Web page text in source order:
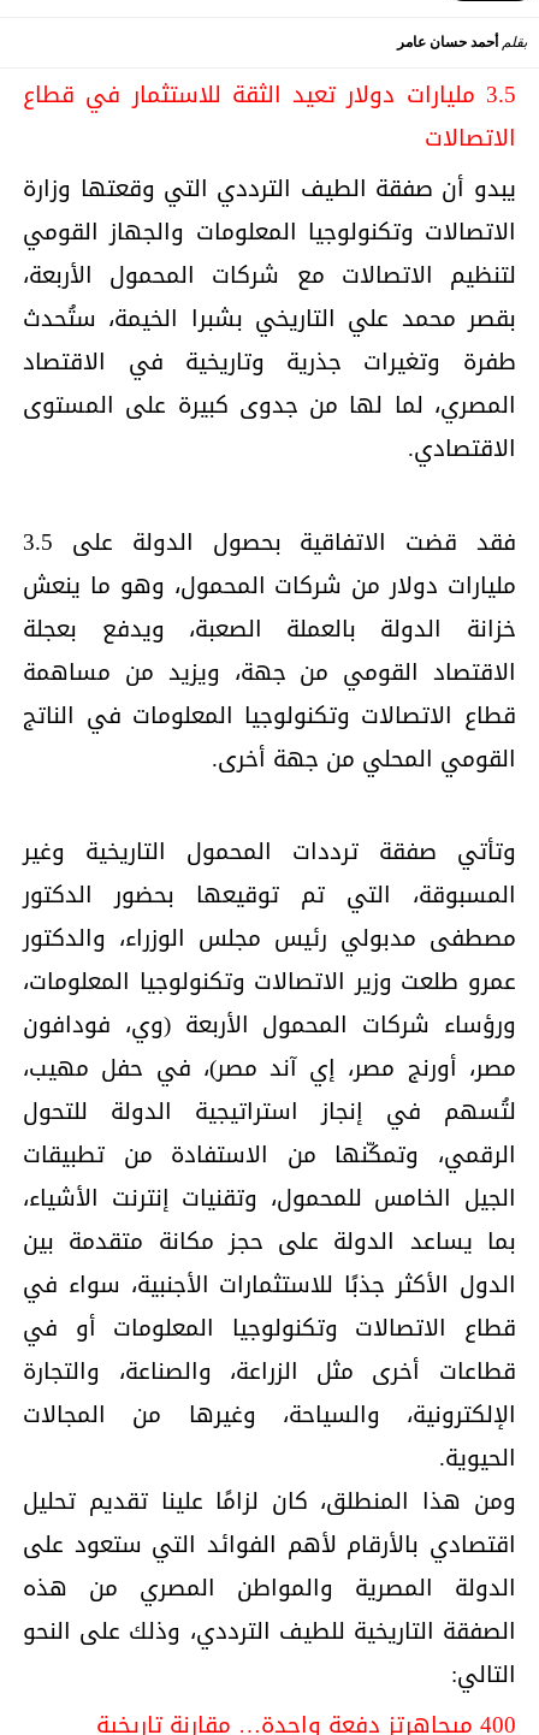
بقلم أحمد حسان عامر
3.5 مليارات دولار تعيد الثقة للاستثمار في قطاع
الاتصالات
يبدو أن صفقة الطيف الترددي التي وقعتها وزارة
الاتصالات وتكنولوجيا المعلومات والجهاز القومي
لتنظيم الاتصالات مع شركات المحمول الأربعة،
بقصر محمد علي التاريخي بشبرا الخيمة، ستُحدث
طفرة وتغيرات جذرية وتاريخية في الاقتصاد
المصري، لما لها من جدوى كبيرة على المستوى
الاقتصادي.
فقد قضت الاتفاقية بحصول الدولة على 3.5
مليارات دولار من شركات المحمول، وهو ما ينعش
خزانة الدولة بالعملة الصعبة، ويدفع بعجلة
الاقتصاد القومي من جهة، ويزيد من مساهمة
قطاع الاتصالات وتكنولوجيا المعلومات في الناتج
القومي المحلي من جهة أخرى.
وتأتي صفقة ترددات المحمول التاريخية وغير
المسبوقة، التي تم توقيعها بحضور الدكتور
مصطفى مدبولي رئيس مجلس الوزراء، والدكتور
عمرو طلعت وزير الاتصالات وتكنولوجيا المعلومات،
ورؤساء شركات المحمول الأربعة (وي، فودافون
مصر، أورنج مصر، إي آند مصر)، في حفل مهيب،
لتُسهم في إنجاز استراتيجية الدولة للتحول
الرقمي، وتمكّنها من الاستفادة من تطبيقات
الجيل الخامس للمحمول، وتقنيات إنترنت الأشياء،
بما يساعد الدولة على حجز مكانة متقدمة بين
الدول الأكثر جذبًا للاستثمارات الأجنبية، سواء في
قطاع الاتصالات وتكنولوجيا المعلومات أو في
قطاعات أخرى مثل الزراعة، والصناعة، والتجارة
الإلكترونية، والسياحة، وغيرها من المجالات
الحيوية.
ومن هذا المنطلق، كان لزامًا علينا تقديم تحليل
اقتصادي بالأرقام لأهم الفوائد التي ستعود على
الدولة المصرية والمواطن المصري من هذه
الصفقة التاريخية للطيف الترددي، وذلك على النحو
التالي:
400 ميجاهرتز دفعة واحدة… مقارنة تاريخية